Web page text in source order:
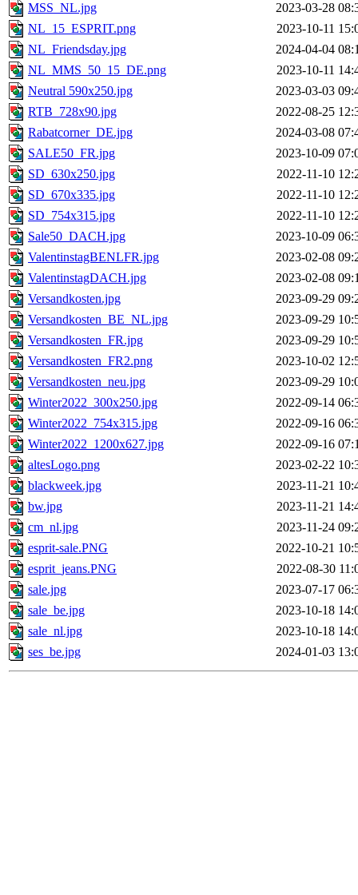
MSS_NL.jpg
2023-03-28
NL_15_ESPRIT.png
2023-10-11
NL_Friendsday.jpg
2024-04-04
NL_MMS_50_15_DE.png
2023-10-11
Neutral 590x250.jpg
2023-03-03
RTB_728x90.jpg
2022-08-25
Rabatcorner_DE.jpg
2024-03-08
SALE50_FR.jpg
2023-10-09
SD_630x250.jpg
2022-11-10
SD_670x335.jpg
2022-11-10
SD_754x315.jpg
2022-11-10
Sale50_DACH.jpg
2023-10-09
ValentinstagBENLFR.jpg
2023-02-08
ValentinstagDACH.jpg
2023-02-08
Versandkosten.jpg
2023-09-29
Versandkosten_BE_NL.jpg
2023-09-29
Versandkosten_FR.jpg
2023-09-29
Versandkosten_FR2.png
2023-10-02
Versandkosten_neu.jpg
2023-09-29
Winter2022_300x250.jpg
2022-09-14
Winter2022_754x315.jpg
2022-09-16
Winter2022_1200x627.jpg
2022-09-16
altesLogo.png
2023-02-22
blackweek.jpg
2023-11-21
bw.jpg
2023-11-21
cm_nl.jpg
2023-11-24
esprit-sale.PNG
2022-10-21
esprit_jeans.PNG
2022-08-30
sale.jpg
2023-07-17
sale_be.jpg
2023-10-18
sale_nl.jpg
2023-10-18
ses_be.jpg
2024-01-03